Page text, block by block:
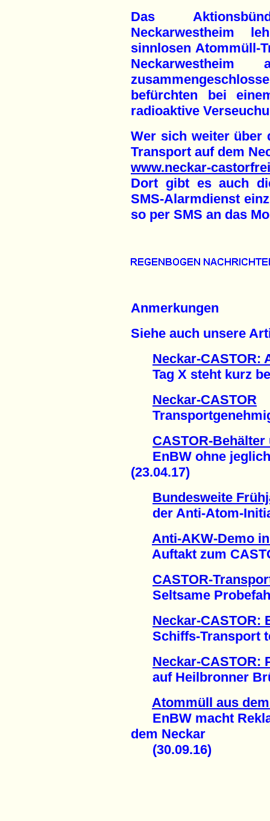
Das
Neckarwestheim
sinnlosen Atommüll-
befürchten bei
radioaktive
Wer sich weiter über
Transport auf dem
www.neckar-
Dort gibt es auch
SMS-Alarmdienst
so per SMS an das
Anmerkungen
Siehe auch unsere
Neckar-CASTOR:
Tag X steht kurz
Neckar-CASTOR
CASTOR-
EnBW ohne
(23.04.17)
Bundesweite
der Anti-Atom-
Anti-AKW-Demo
Auftakt zum
CASTOR-
Seltsame
Neckar-CASTOR:
Schiffs-Transport
Neckar-CASTOR:
auf Heilbronner
Atommüll aus
EnBW macht
dem Neckar
(30.09.16)